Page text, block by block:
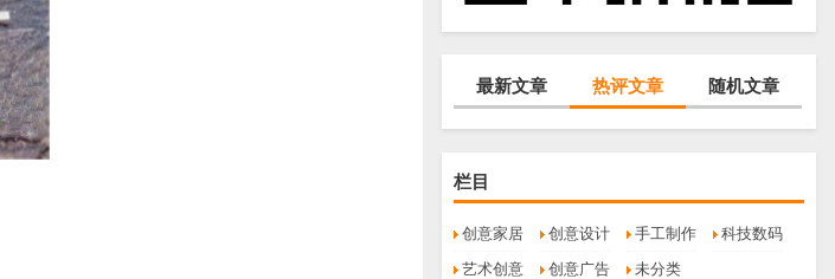
最新文章 热评文章 随机文章
栏目
创意家居 创意设计 手工制作
科技数码
艺术创意
创意广告
未分类